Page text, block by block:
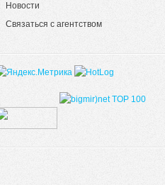
Новости
Связаться с агентством